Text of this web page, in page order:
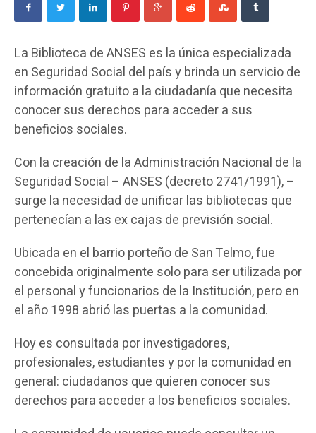
La Biblioteca de ANSES es la única especializada
en Seguridad Social del país y brinda un servicio de
información gratuito a la ciudadanía que necesita
conocer sus derechos para acceder a sus
beneficios sociales.
Con la creación de la Administración Nacional de la
Seguridad Social – ANSES (decreto 2741/1991), –
surge la necesidad de unificar las bibliotecas que
pertenecían a las ex cajas de previsión social.
Ubicada en el barrio porteño de San Telmo, fue
concebida originalmente solo para ser utilizada por
el personal y funcionarios de la Institución, pero en
el año 1998 abrió las puertas a la comunidad.
Hoy es consultada por investigadores,
profesionales, estudiantes y por la comunidad en
general: ciudadanos que quieren conocer sus
derechos para acceder a los beneficios sociales.